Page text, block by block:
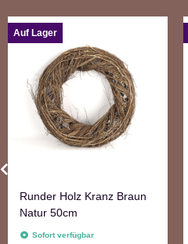
Auf Lager
Runder Holz Kranz Braun
Natur 50cm
Sofort verfügbar